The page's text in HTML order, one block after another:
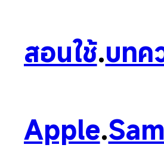
สอนใช้.บทค
Apple.